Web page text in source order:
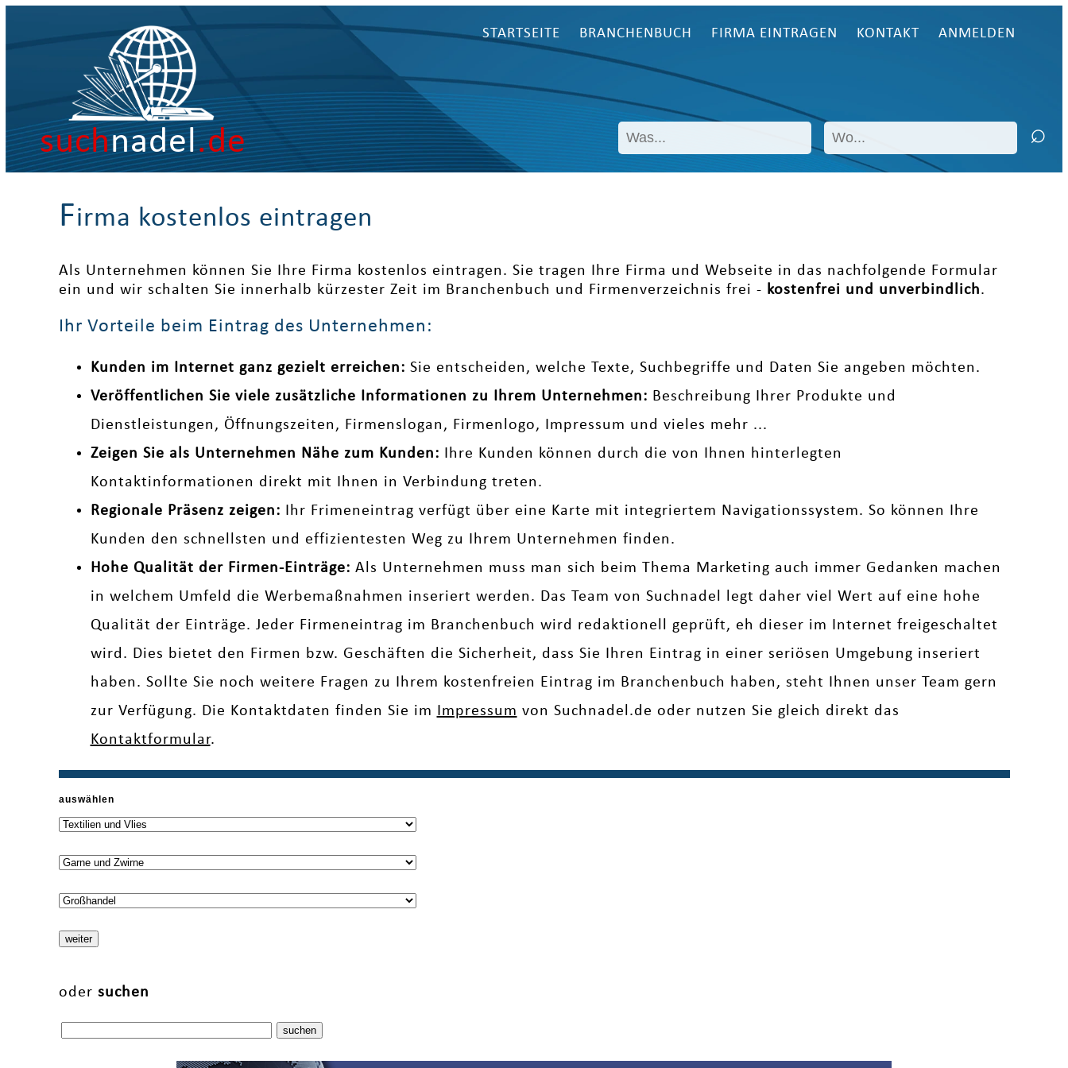
suchnadel.de
STARTSEITE BRANCHENBUCH FIRMA EINTRAGEN KONTAKT ANMELDEN
Firma kostenlos eintragen
Als Unternehmen können Sie Ihre Firma kostenlos eintragen. Sie tragen Ihre Firma und Webseite in das nachfolgende Formular
ein und wir schalten Sie innerhalb kürzester Zeit im Branchenbuch und Firmenverzeichnis frei - kostenfrei und unverbindlich.
Ihr Vorteile beim Eintrag des Unternehmen:
Kunden im Internet ganz gezielt erreichen: Sie entscheiden, welche Texte, Suchbegriffe und Daten Sie angeben möchten.
Veröffentlichen Sie viele zusätzliche Informationen zu Ihrem Unternehmen: Beschreibung Ihrer Produkte und
Dienstleistungen, Öffnungszeiten, Firmenslogan, Firmenlogo, Impressum und vieles mehr ...
Zeigen Sie als Unternehmen Nähe zum Kunden: Ihre Kunden können durch die von Ihnen hinterlegten
Kontaktinformationen direkt mit Ihnen in Verbindung treten.
Regionale Präsenz zeigen: Ihr Frimeneintrag verfügt über eine Karte mit integriertem Navigationssystem. So können Ihre
Kunden den schnellsten und effizientesten Weg zu Ihrem Unternehmen finden.
Hohe Qualität der Firmen-Einträge: Als Unternehmen muss man sich beim Thema Marketing auch immer Gedanken machen
in welchem Umfeld die Werbemaßnahmen inseriert werden. Das Team von Suchnadel legt daher viel Wert auf eine hohe
Qualität der Einträge. Jeder Firmeneintrag im Branchenbuch wird redaktionell geprüft, eh dieser im Internet freigeschaltet
wird. Dies bietet den Firmen bzw. Geschäften die Sicherheit, dass Sie Ihren Eintrag in einer seriösen Umgebung inseriert
haben. Sollte Sie noch weitere Fragen zu Ihrem kostenfreien Eintrag im Branchenbuch haben, steht Ihnen unser Team gern
zur Verfügung. Die Kontaktdaten finden Sie im Impressum von Suchnadel.de oder nutzen Sie gleich direkt das
Kontaktformular.
auswählen
oder suchen